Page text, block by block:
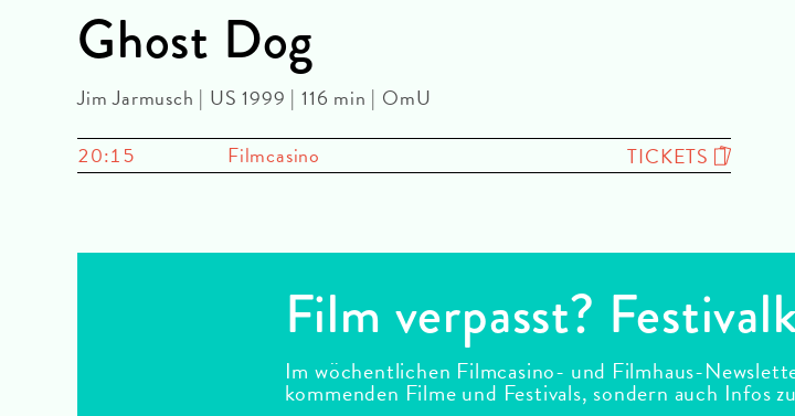
Ghost Dog
Jim Jarmusch | US 1999 | 116 min | OmU
20:15
Filmcasino TICKETS
Film verpasst?
Im wöchentlichen Filmcasino- und Filmhaus-
kommenden Filme und Festivals, sondern auch Infos